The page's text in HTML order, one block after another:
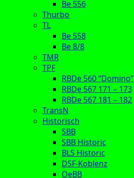
Be 556
Thurbo
TL
Be 558
Be 8/8
TMR
TPF
RBDe 560 “Domino”
RBDe 567 171 – 173
RBDe 567 181 – 182
TransN
Historisch
SBB
SBB Historic
BLS Historic
DSF-Koblenz
OeBB